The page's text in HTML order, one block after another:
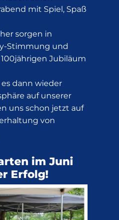
mit Spiel, Spaß
sorgen in
Stimmung und
Jubiläum
dann wieder
auf unserer
uns schon jetzt auf
von
im Juni
Erfolg!